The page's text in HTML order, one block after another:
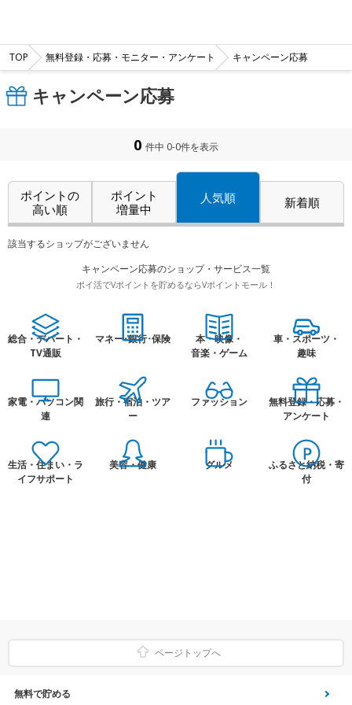
TOP 無料登録・応募・モニター・アンケート キャンペーン応募
キャンペーン応募
0 件中 0-0件を表示
ポイントの
高い順
ポイント
増量中
人気順 新着順
該当するショップがございません
キャンペーン応募のショップ・サービス一覧
ポイ活でVポイントを貯めるならVポイントモール！
総合・デパート・
TV通販
マネー･銀行･保険
本・映像・
音楽・ゲーム
車・スポーツ・
趣味
家電・パソコン関
連
旅行・宿泊・ツア
ー
ファッション
無料登録・応募・
アンケート
生活・住まい・ラ
イフサポート
美容・健康 グルメ
ふるさと納税・寄
付
ページトップへ
無料で貯める